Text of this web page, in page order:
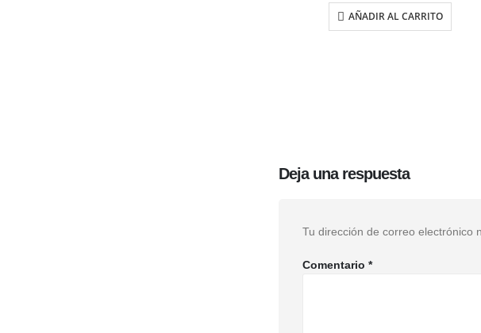
AÑADIR AL CARRITO
Deja una respuesta
Tu dirección de correo electrónico
Comentario *